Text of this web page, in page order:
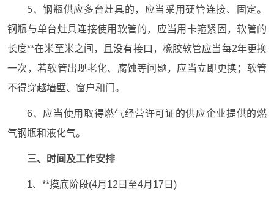
5、钢瓶供应多台灶具的，应当采用硬管连接、固定。
钢瓶与单台灶具连接使用软管的，应当用卡箍紧固，软管的
长度**在米至米之间，且没有接口，橡胶软管应当每2年更换
一次，若软管出现老化、腐蚀等问题，应当立即更换；软管
不得穿越墙壁、窗户和门。
6、应当使用取得燃气经营许可证的供应企业提供的燃
气钢瓶和液化气。
三、时间及工作安排
1、**摸底阶段(4月12日至4月17日)